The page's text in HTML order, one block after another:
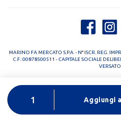
Aggiungi
MARINO FA MERCATO S.P.A. - N° ISCR. REG.
C.F.: 00878500511 - CAPITALE SOCIALE
VERSATO
PRIVACY POLICY